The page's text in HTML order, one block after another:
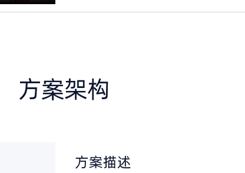
方案架构
方案描述